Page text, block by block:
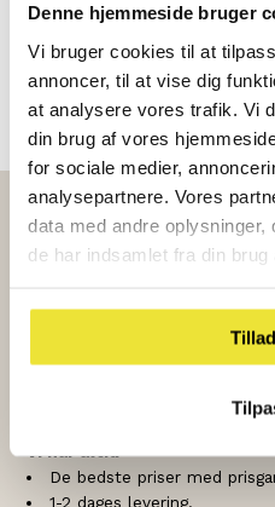
Denne hjemmeside bruger
Vi bruger cookies til at
annoncer, til at vise dig
at analysere vores trafik. Vi
din brug af vores
for sociale medier,
analysepartnere. Vores
data med andre
de har indsamlet fra din brug
Besøg os i et af
Aalborg|Aarhus| Esbjerg |
Hvorfor
os?
Vi har altid
De bedste priser med
1-2 dages levering.